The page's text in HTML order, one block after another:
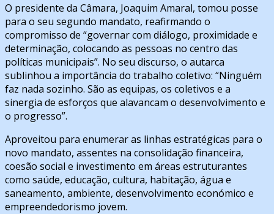
O presidente da Câmara, Joaquim Amaral, tomou posse
para o seu segundo mandato, reafirmando o
compromisso de “governar com diálogo, proximidade e
determinação, colocando as pessoas no centro das
políticas municipais”. No seu discurso, o autarca
sublinhou a importância do trabalho coletivo: “Ninguém
faz nada sozinho. São as equipas, os coletivos e a
sinergia de esforços que alavancam o desenvolvimento e
o progresso”.
Aproveitou para enumerar as linhas estratégicas para o
novo mandato, assentes na consolidação financeira,
coesão social e investimento em áreas estruturantes
como saúde, educação, cultura, habitação, água e
saneamento, ambiente, desenvolvimento económico e
empreendedorismo jovem.